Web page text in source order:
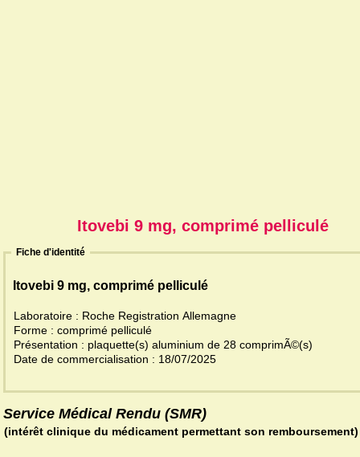
Itovebi 9 mg, comprimé pelliculé
Fiche d'identité
Itovebi 9 mg, comprimé pelliculé
Laboratoire : Roche Registration Allemagne
Forme : comprimé pelliculé
Présentation : plaquette(s) aluminium de 28 comprimÃ©(s)
Date de commercialisation : 18/07/2025
Service Médical Rendu (SMR)
(intérêt clinique du médicament permettant son remboursement)